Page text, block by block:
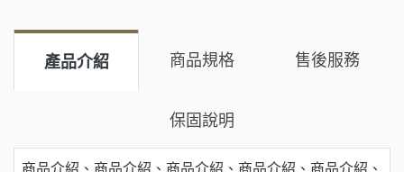
產品介紹 商品規格 售後服務
保固說明